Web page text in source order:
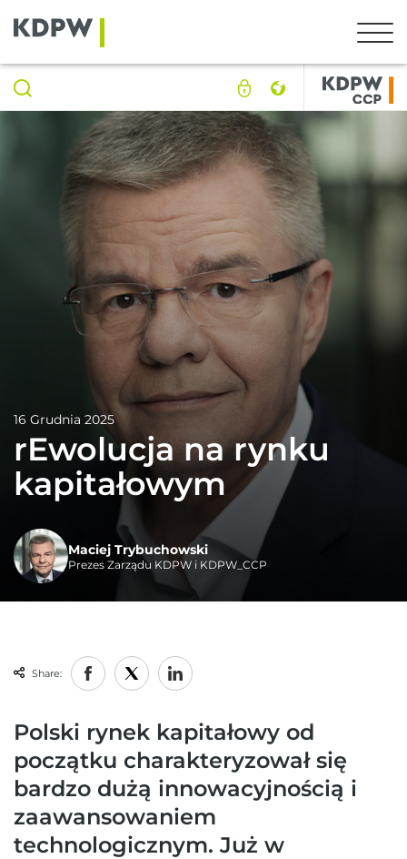
16 Grudnia 2025
rEwolucja na rynku
kapitałowym
Maciej Trybuchowski
Prezes Zarządu KDPW i KDPW_CCP
Share:
Polski rynek kapitałowy od
początku charakteryzował się
bardzo dużą innowacyjnością i
zaawansowaniem
technologicznym. Już w